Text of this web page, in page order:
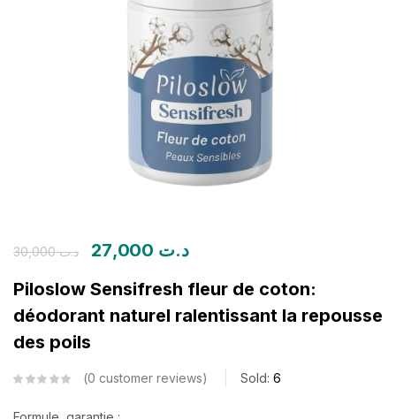
د.ت30,000 د.ت
Piloslow Sensifresh fleur de coton:
déodorant naturel ralentissant la repousse
des poils
0 customer reviews Sold: 6
Remember me Lost password?
Log in
Create an account